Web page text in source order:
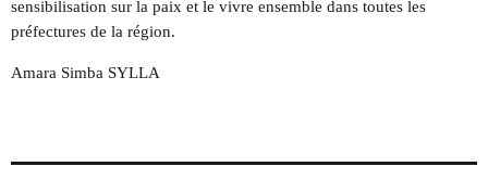
sensibilisation sur la paix et le vivre ensemble dans toutes les
préfectures de la région.
Amara Simba SYLLA